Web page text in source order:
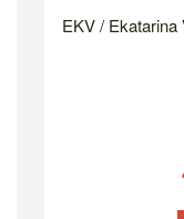
EKV / Ekatarina